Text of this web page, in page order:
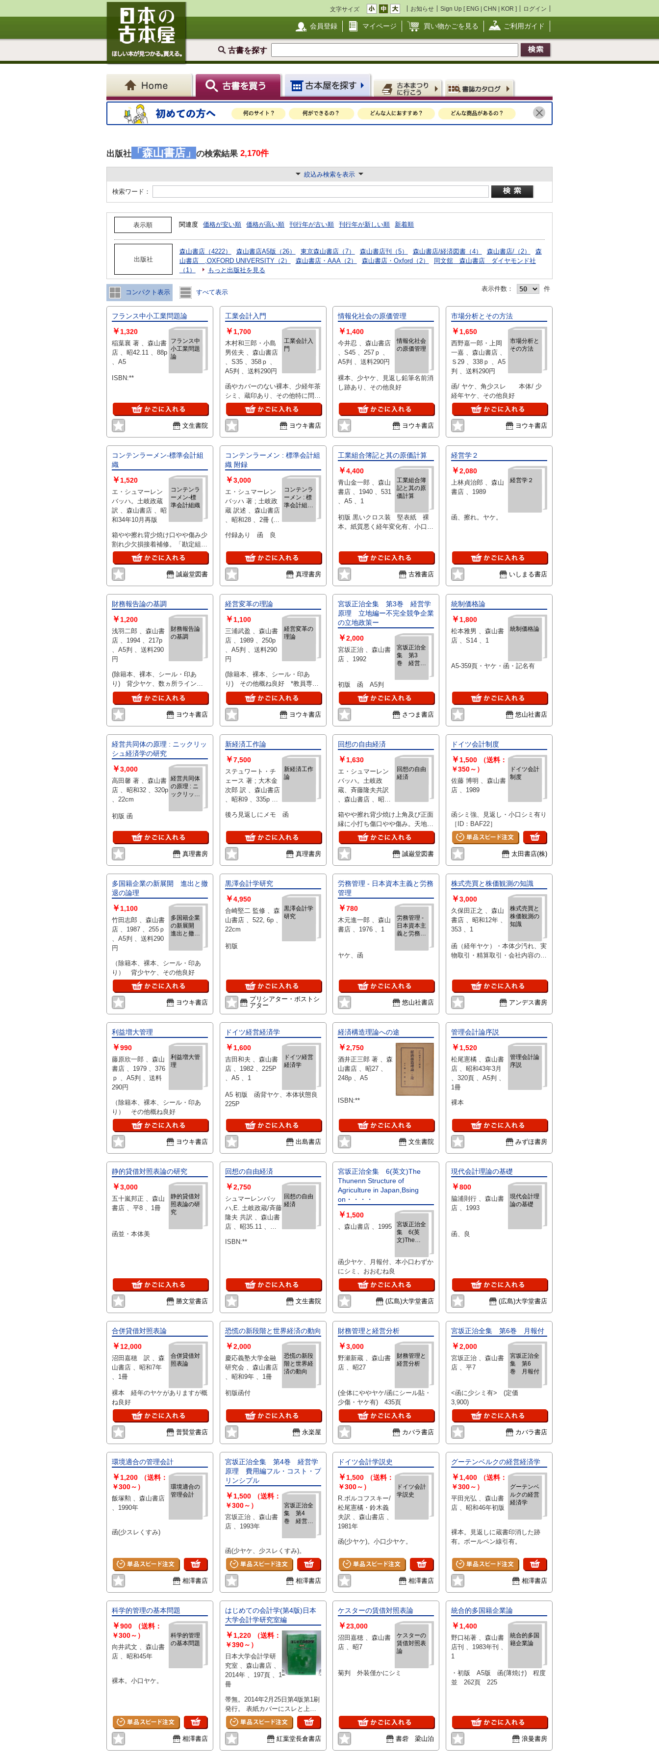
文字サイズ お知らせ Sign Up [ ENG | CHN | KOR ] ログイン
会員登録 マイページ 買い物かごを見る ご利用ガイド
古書を探す
出版社 「森山書店」 の検索結果 2,170件
絞込み検索を表示
検索ワード：
表示順 関連度 価格が安い順 価格が高い順 刊行年が古い順 刊行年が新しい順 新着順
出版社
森山書店（4222） 森山書店A5版（26） 東京森山書店（7） 森山書店刊（5） 森山書店/経済図書（4） 森山書店/（2）
森
山書店 ,OXFORD UNIVERSITY（2）
森山書店・AAA（2） 森山書店・Oxford（2）
同文舘 森山書店 ダイヤモンド社
（1）
もっと出版社を見る
コンパクト表示 すべて表示 表示件数： 件
フランス中小工業問題論
フランス中
小工業問題
論
￥ 1,320
稲葉襄 著 、森山書
店 、昭42.11 、88p
、A5
ISBN:**
文生書院
工業会計入門
工業会計入
門
￥ 1,700
木村和三郎・小島
男佐夫 、森山書店
、S35 、358ｐ 、
A5判 、送料290円
函やカバーのない裸本、少経年茶
シミ、蔵印あり、その他特に問題
なし
ヨウキ書店
情報化社会の原価管理
情報化社会
の原価管理
￥ 1,400
今井忍 、森山書店
、S45 、257ｐ 、
A5判 、送料290円
裸本、少ヤケ、見返し鉛筆名前消
し跡あり、その他良好
ヨウキ書店
市場分析とその方法
市場分析と
その方法
￥ 1,650
西野嘉一郎・上岡
一嘉 、森山書店 、
Ｓ29 、338ｐ 、A5
判 、送料290円
函/ ヤケ、角少スレ 本体/ 少
経年ヤケ、その他良好
ヨウキ書店
コンテンラーメン-標準会計組
織
コンテンラ
ーメン-標
準会計組織
￥ 1,520
エ・シュマーレン
バッハ。土岐政蔵
訳 、森山書店 、昭
和34年10月再版
箱やや擦れ背少焼け口やや傷み少
割れ少欠損接着補修。「勘定組織
図解及勘定表」冊子付
誠巌堂図書
コンテンラーメン : 標準会計組
織 附録
コンテンラ
ーメン : 標
準会計組織
￥3,000
エ・シュマーレン
バッハ 著 ; 土岐政
蔵 訳述 、森山書店
、昭和28 、2冊 (附
付録あり 函 良
真理書房
工業組合簿記と其の原価計算
工業組合簿
記と其の原
価計算
￥4,400
青山金一郎 、森山
書店 、1940 、531
、A5 、1
初版 黒いクロス装 堅表紙 裸
本。紙質悪く経年変化有、小口に
古雅書店
経営学２
経営学２
￥2,080
上林貞治郎 、森山
書店 、1989
函、擦れ。ヤケ。
いしまる書店
財務報告論の基調
財務報告論
の基調
￥ 1,200
浅羽二郎 、森山書
店 、1994 、217p
、A5判 、送料290
円
(除籍本、裸本、シール・印あ
り) 背少ヤケ、数ヵ所ライン、
その他特に問題なし
ヨウキ書店
経営変革の理論
経営変革の
理論
￥ 1,100
三浦武盈 、森山書
店 、1989 、250p
、A5判 、送料290
円
(除籍本、裸本、シール・印あ
り) その他概ね良好 *教員専用
使用品
ヨウキ書店
宮坂正治全集 第3巻 経営学
原理 立地編ー不完全競争企業
の立地政策ー
宮坂正治全
集 第3
巻 経営学
編ー不完全
立地政策ー
￥2,000
宮坂正治 、森山書
店 、1992
初版 函 A5判
さつま書店
統制価格論
統制価格論
￥ 1,800
松本雅男 、森山書
店 、S14 、1
A5-359頁・ヤケ・函・記名有
悠山社書店
経営共同体の原理 : ニックリッ
シュ経済学の研究
経営共同体
の原理 : ニ
ックリッシ
研究
￥3,000
高田馨 著 、森山書
店 、昭和32 、320p
、22cm
初版 函
真理書房
新経済工作論
新経済工作
論
￥7,500
ステュワート・チ
ェース 著 ; 大木金
次郎 訳 、森山書店
、昭和9 、335p 、
後ろ見返しにメモ 函
真理書房
回想の自由経済
回想の自由
経済
￥1,630
エ・シュマーレン
バッハ。土岐政
蔵、斉藤隆夫共訳
、森山書店 、昭和
箱やや擦れ背少焼け上角及び正面
縁に小打ち傷口やや傷み。天地小
口経年少焼け少しみ
誠巌堂図書
ドイツ会計制度
ドイツ会計
制度
￥ 1,500
（送料：
￥350～）
佐藤 博明 、森山書
店 、1989
函シミ強、見返し・小口シミ有り
［ID：BAF22］
太田書店(株)
多国籍企業の新展開 進出と撤
退の論理
多国籍企業
の新展開
進出と撤退
￥ 1,100
竹田志郎 、森山書
店 、1987 、255ｐ
、A5判 、送料290
円
（除籍本、裸本、シール・印あ
り） 背少ヤケ、その他良好
ヨウキ書店
黒澤会計学研究
黒澤会計学
研究
￥4,950
合崎堅二 監修 、森
山書店 、522, 6p 、
22cm
初版
プリシアター・ポストシ
アター
労務管理 - 日本資本主義と労務
管理
労務管理 -
日本資本主
義と労務管
￥780
木元進一郎 、森山
書店 、1976 、1
ヤケ、函
悠山社書店
株式売買と株価観測の知識
株式売買と
株価観測の
知識
￥3,000
久保田正之 、森山
書店 、昭和12年 、
353 、1
函（経年ヤケ）・本体少汚れ、実
物取引・精算取引・会社内容の見
アンデス書房
利益増大管理
利益増大管
理
￥990
藤原欣一郎 、森山
書店 、1979 、376
ｐ 、A5判 、送料
290円
（除籍本、裸本、シール・印あ
り） その他概ね良好
ヨウキ書店
ドイツ経営経済学
ドイツ経営
経済学
￥ 1,600
吉田和夫 、森山書
店 、1982 、225P
、A5 、1
A5 初版 函背ヤケ、本体状態良
225P
出島書店
経済構造理論への途
￥2,750
酒井正三郎 著 、森
山書店 、昭27 、
248p 、A5
ISBN:**
文生書院
管理会計論序説
管理会計論
序説
￥ 1,520
松尾憲橘 、森山書
店 、昭和43年3月
、320頁 、A5判 、
1冊
裸本
みずほ書房
静的貸借対照表論の研究
静的貸借対
照表論の研
究
￥3,000
五十嵐邦正 、森山
書店 、平8 、1冊
函並・本体美
勝文堂書店
回想の自由経済
回想の自由
経済
￥2,750
シュマーレンバッ
ハ,E. 土岐政蔵/斉藤
隆夫 共訳 、森山書
店 、昭35.11 、
ISBN:**
文生書院
宮坂正治全集 6(英文)The
Thunenn Structure of
Agriculture in Japan,Bsing
on・・・・
宮坂正治全
集 6(英
文)The
Structure of
Agriculture
Japan,Bsing
on・・・・
￥1,500
、森山書店 、1995
函少ヤケ、月報付、本小口わずか
にシミ、おおむね良
(広島)大学堂書店
現代会計理論の基礎
現代会計理
論の基礎
￥800
脇浦則行 、森山書
店 、1993
函、良
(広島)大学堂書店
合併貸借対照表論
合併貸借対
照表論
￥ 12,000
沼田嘉穂 訳 、森
山書店 、昭和7年
、1冊
裸本 経年のヤケがありますが概
ね良好
普賢堂書店
恐慌の新段階と世界経済の動向
恐慌の新段
階と世界経
済の動向
￥2,000
慶応義塾大学金融
研究会 、森山書店
、昭和9年 、1冊
初版函付
永楽屋
財務管理と経営分析
財務管理と
経営分析
￥3,000
野瀬新蔵 、森山書
店 、昭27
(全体にややヤケ/函にシール貼・
少傷・ヤケ有) 435頁
カバラ書店
宮坂正治全集 第6巻 月報付
宮坂正治全
集 第6
巻 月報付
￥2,000
宮坂正治 、森山書
店 、平7
<函に少シミ有> (定価
3,900)
カバラ書店
環境適合の管理会計
環境適合の
管理会計
￥1,200
（送料：
￥300～）
飯塚勲 、森山書店
、1990年
函(少スレくすみ)
相澤書店
宮坂正治全集 第4巻 経営学
原理 費用編フル・コスト・プ
リンシプル
宮坂正治全
集 第4
巻 経営学
編フル・コ
ンシプル
￥1,500
（送料：
￥300～）
宮坂正治 、森山書
店 、1993年
函(少ヤケ、少スレくすみ)。
相澤書店
ドイツ会計学説史
ドイツ会計
学説史
￥1,500
（送料：
￥300～）
R.ボルコフスキー/
松尾憲橘・鈴木義
夫訳 、森山書店 、
1981年
函(少ヤケ)。小口少ヤケ。
相澤書店
グーテンベルクの経営経済学
グーテンベ
ルクの経営
経済学
￥1,400
（送料：
￥300～）
平田光弘 、森山書
店 、昭和46年初版
裸本。見返しに蔵書印消した跡
有。ボールペン線引有。
相澤書店
科学的管理の基本問題
科学的管理
の基本問題
￥900
（送料：
￥300～）
向井武文 、森山書
店 、昭和45年
裸本。小口ヤケ。
相澤書店
はじめての会計学(第4版)日本
大学会計学研究室編
￥1,220
（送料：
￥390～）
日本大学会計学研
究室 、森山書店 、
2014年 、197頁 、1
冊
帯無。2014年2月25日第4版第1刷
発行。 表紙カバーにスレと上下
にヨレが有ります。 地に黒い汚
れが2カ所あります。頁中に鉛筆
による書き込みの消し跡が有りま
す。64頁に赤の線引きが有りま
紅葉堂長倉書店
ケスターの賃借対照表論
ケスターの
賃借対照表
論
￥23,000
沼田嘉穂 、森山書
店 、昭7
菊判 外装僅かにシミ
書砦 梁山泊
統合的多国籍企業論
統合的多国
籍企業論
￥1,400
野口祐著 、森山書
店刊 、1983年刊 、
1
・初版 A5版 函(薄焼け) 程度
並 262頁 225
浪曼書房